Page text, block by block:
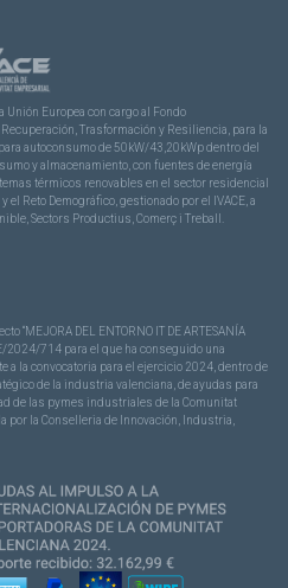
Unión Europea con cargo al Fondo
Trasformación y Resiliencia, para la
autoconsumo de 50kW/43,20kWp dentro del
y almacenamiento, con fuentes de energía
térmicos renovables en el sector residencial
Reto Demográfico, gestionado por el IVACE, a
Sectors Productius, Comerç i Treball.
“MEJORA DEL ENTORNO IT DE ARTESANÍA
2024/714 para el que ha conseguido una
a la convocatoria para el ejercicio 2024, dentro de
de la industria valenciana, de ayudas para
de las pymes industriales de la Comunitat
por la Conselleria de Innovación, Industria,